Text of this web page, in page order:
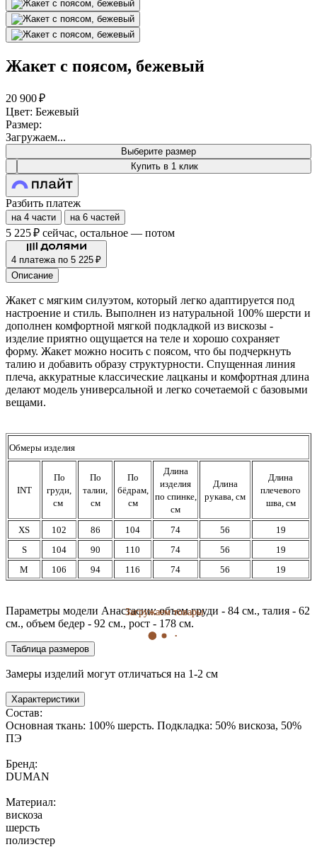
Жакет с поясом, бежевый
20 900 ₽
Цвет: Бежевый
Размер:
Загружаем...
Выберите размер
Купить в 1 клик
Разбить платеж
на 4 части на 6 частей
5 225 ₽ сейчас, остальное — потом
4 платежа по 5 225 ₽
Описание
Жакет с мягким силуэтом, который легко адаптируется под
настроение и стиль. Выполнен из натуральной 100% шерсти и
дополнен комфортной мягкой подкладкой из вискозы -
изделие приятно ощущается на теле и хорошо сохраняет
форму. Жакет можно носить с поясом, что бы подчеркнуть
талию и добавить образу структурности. Спущенная линия
плеча, аккуратные классические лацканы и комфортная длина
делают модель универсальной и легко сочетаемой с базовыми
вещами.
Обмеры изделия
INT
По
груди,
см
По
талии,
см
По
бёдрам,
см
Длина
изделия
по спинке,
см
Длина
рукава, см
Длина
плечевого
шва, см
XS 102 86 104 74 56
19
S
104 90 110 74 56
19
М
106 94 116 74 56 19
Параметры модели Анастасии: объем груди - 84 см., талия - 62
см., объем бедер - 92 см., рост - 178 см.
Таблица размеров
Замеры изделий могут отличаться на 1-2 см
Характеристики
Состав:
Основная ткань: 100% шерсть. Подкладка: 50% вискоза, 50%
ПЭ
Бренд:
DUMAN
Материал:
вискоза
шерсть
полиэстер
Загружаем товары
Загружаем товары